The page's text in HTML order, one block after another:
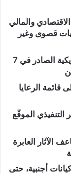
الاقتصادي والمالي
قصوى وغير
كما تُدين الوزارة قرار وزارة الخزانة الأمريكية الصادر في 7
الرعايا
التنفيذي الموقّع
الآثار العابرة
أجنبية، حتى